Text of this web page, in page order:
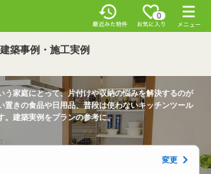
0
築事例・施工実例
う家庭にとって、片付けや収納の悩みを解決するのが
置きの食品や日用品、普段は使わないキッチンツール
。建築実例をプランの参考に。
変更